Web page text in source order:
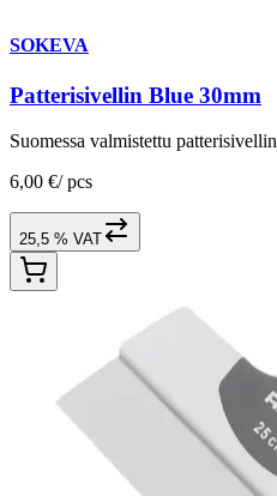
SOKEVA
Patterisivellin Blue 30mm
Suomessa valmistettu patterisivellin
6,00 €/ pcs
25,5 % VAT